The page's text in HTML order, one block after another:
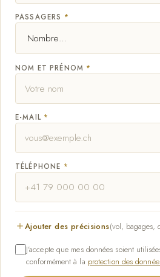
PASSAGERS *
NOM ET PRÉNOM *
E-MAIL *
TÉLÉPHONE *
Ajouter des précisions(vol, bagages,
J'accepte que mes données soient
conformément à la protection des